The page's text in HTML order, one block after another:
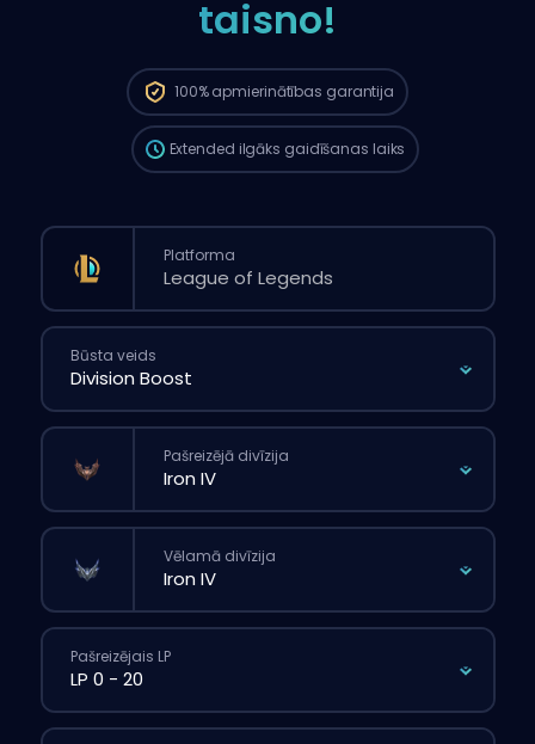
taisno!
100%apmierinātības garantija
Pasūtījums automātiski tiks piešķirts šim
ilgāks nekā tad, ja tu veiktu parasto
pasūtījumu caur mājaslapu.
Extended ilgāks gaidīšanas laiks
Platforma
Būsta veids
Pašreizējā divīzija
Vēlamā divīzija
Pašreizējais LP